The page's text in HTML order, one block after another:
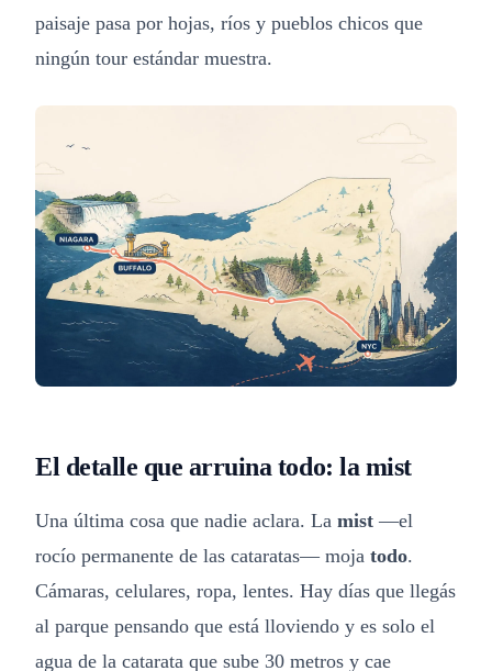
paisaje pasa por hojas, ríos y pueblos chicos que
ningún tour estándar muestra.
El detalle que arruina todo: la mist
Una última cosa que nadie aclara. La mist —el
rocío permanente de las cataratas— moja todo.
Cámaras, celulares, ropa, lentes. Hay días que llegás
al parque pensando que está lloviendo y es solo el
agua de la catarata que sube 30 metros y cae